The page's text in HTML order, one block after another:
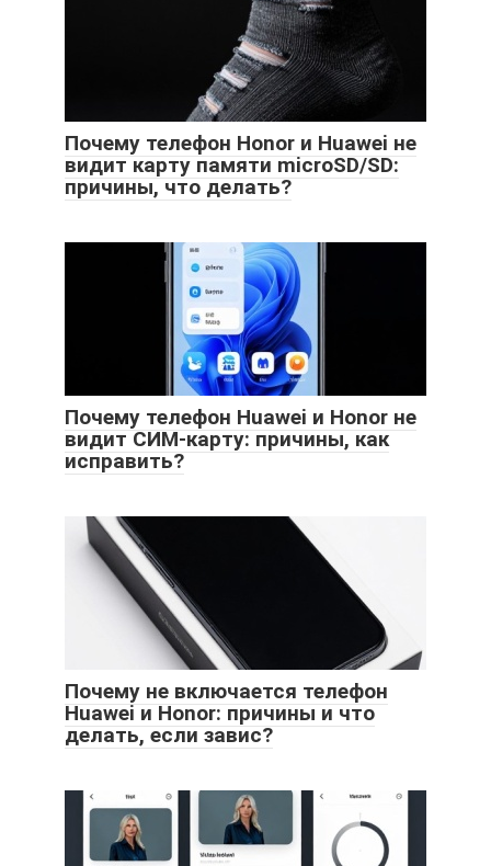
Почему телефон Honor и Huawei не
видит карту памяти microSD/SD:
причины, что делать?
Почему телефон Huawei и Honor не
видит СИМ-карту: причины, как
исправить?
Почему не включается телефон
Huawei и Honor: причины и что
делать, если завис?